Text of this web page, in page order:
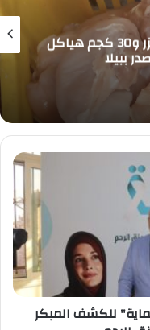
ضبط دواجن مذبوحة خارج المجزر و30 كجم هياكل
للكشف المبكر